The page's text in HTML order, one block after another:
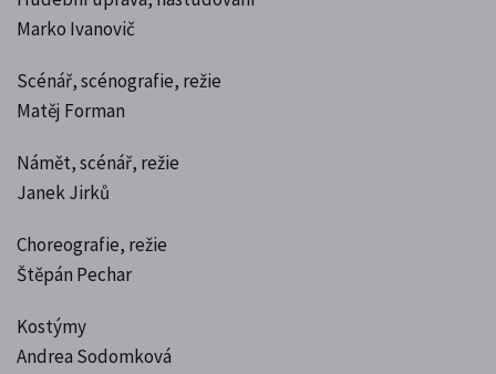
Marko Ivanovič
Scénář, scénografie, režie
Matěj Forman
Námět, scénář, režie
Janek Jirků
Choreografie, režie
Štěpán Pechar
Kostýmy
Andrea Sodomková